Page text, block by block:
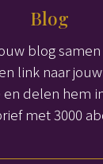
Blog
blog
link naar
delen hem
met 3000